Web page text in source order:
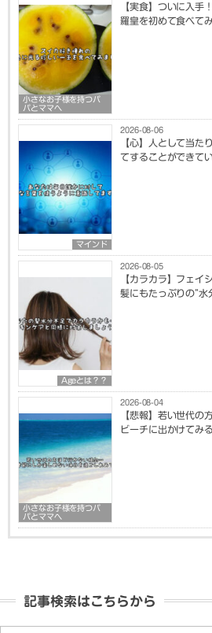
小さなお子様を持つパ
パとママへ
【実食】ついに入手
羅皇を初めて食べて
マインド
2026-08-06
【心】人として当た
てすることができて
Ageとは？？
2026-08-05
【カラカラ】フェイ
髪にもたっぷりの”水
小さなお子様を持つパ
パとママへ
2026-08-04
【悲報】若い世代の
ビーチに出かけてみ
記事検索はこちらから